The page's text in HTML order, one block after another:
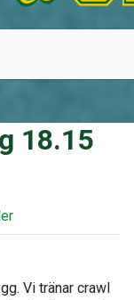
18.15
Vi tränar crawl